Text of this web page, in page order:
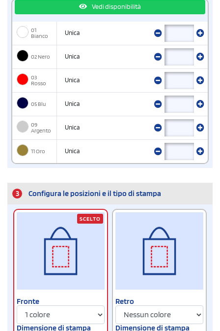
Vedi disponibilità
01
Bianco
Unica
02 Nero Unica
03
Rosso
Unica
05 Blu Unica
09
Argento
Unica
11 Oro Unica
3 Configura le posizioni e il tipo di stampa
Fronte
Dimensione di stampa
SCELTO
Retro
Dimensione di stampa